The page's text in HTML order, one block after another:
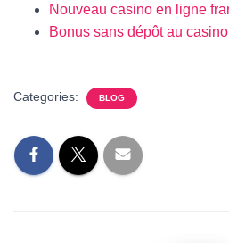
Nouveau casino en ligne
Bonus sans dépôt au
Categories: BLOG